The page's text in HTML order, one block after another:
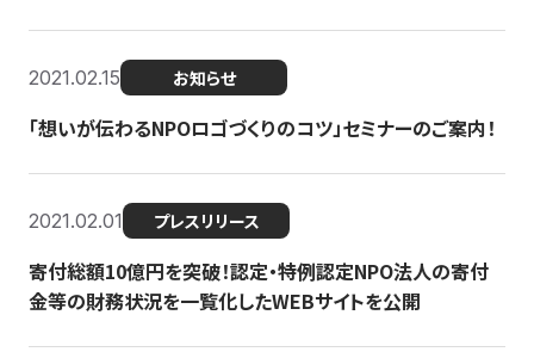
2021.02.15 お知らせ
「想いが伝わるNPOロゴづくりのコツ」セミナーのご案内！
2021.02.01 プレスリリース
寄付総額10億円を突破！認定・特例認定NPO法人の寄付
金等の財務状況を一覧化したWEBサイトを公開